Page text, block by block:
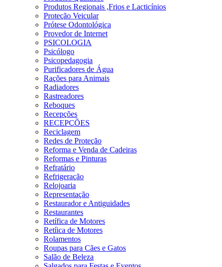
Produtos Regionais ,Frios e Lacticínios
Proteção Veicular
Prótese Odontológica
Provedor de Internet
PSICOLOGIA
Psicólogo
Psicopedagogia
Purificadores de Água
Rações para Animais
Radiadores
Rastreadores
Reboques
Recepções
RECEPÇÕES
Reciclagem
Redes de Proteção
Reforma e Venda de Cadeiras
Reformas e Pinturas
Refratário
Refrigeração
Relojoaria
Representação
Restaurador e Antiguidades
Restaurantes
Retífica de Motores
Retíica de Motores
Rolamentos
Roupas para Cães e Gatos
Salão de Beleza